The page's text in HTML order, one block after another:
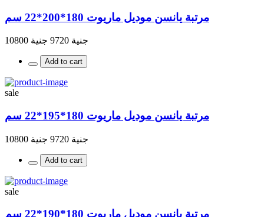
مرتبة يانسن موديل ماريوت 180*200*22 سم
جنية 9720 جنية 10800
Add to cart
sale
مرتبة يانسن موديل ماريوت 180*195*22 سم
جنية 9720 جنية 10800
Add to cart
sale
مرتبة يانسن موديل ماريوت 180*190*22 سم